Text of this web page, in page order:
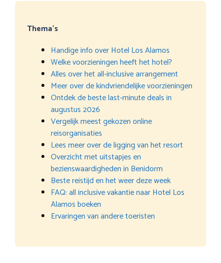
Thema’s
Handige info over Hotel Los Alamos
Welke voorzieningen heeft het hotel?
Alles over het all-inclusive arrangement
Meer over de kindvriendelijke voorzieningen
Ontdek de beste last-minute deals in
augustus 2026
Vergelijk meest gekozen online
reisorganisaties
Lees meer over de ligging van het resort
Overzicht met uitstapjes en
bezienswaardigheden in Benidorm
Beste reistijd en het weer deze week
FAQ: all inclusive vakantie naar Hotel Los
Alamos boeken
Ervaringen van andere toeristen